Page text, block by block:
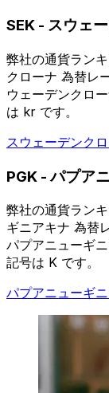
SEK - スウェ
弊社の通貨ラン
クローナ 為替レ
ウェーデンクロ
は kr です。
スウェーデンク
PGK -パプア
弊社の通貨ラン
ギニアキナ 為替
パプアニューギ
記号は K です。
パプアニューギ